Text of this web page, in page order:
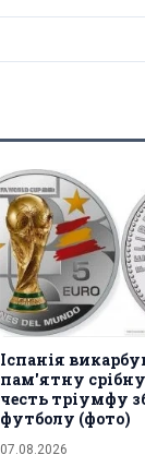
Іспанія
пам'ятну
честь тріумфу
футболу (фото)
07.08.2026